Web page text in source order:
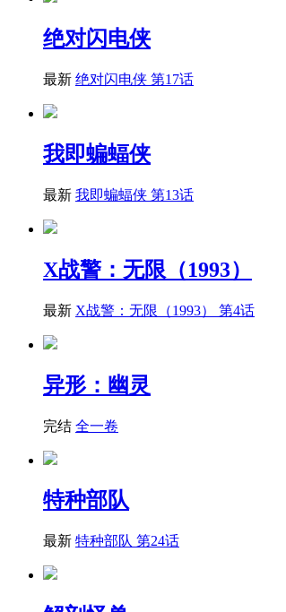
绝对闪电侠
最新 绝对闪电侠 第17话
我即蝙蝠侠
最新 我即蝙蝠侠 第13话
X战警：无限（1993）
最新 X战警：无限（1993） 第4话
异形：幽灵
完结 全一卷
特种部队
最新 特种部队 第24话